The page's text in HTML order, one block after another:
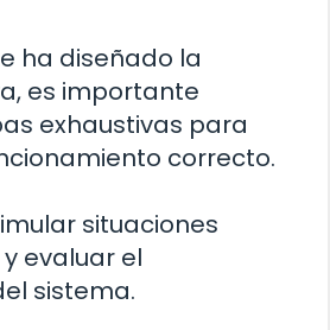
ha diseñado la
es importante
exhaustivas para
correcto.
situaciones
evaluar el
sistema.